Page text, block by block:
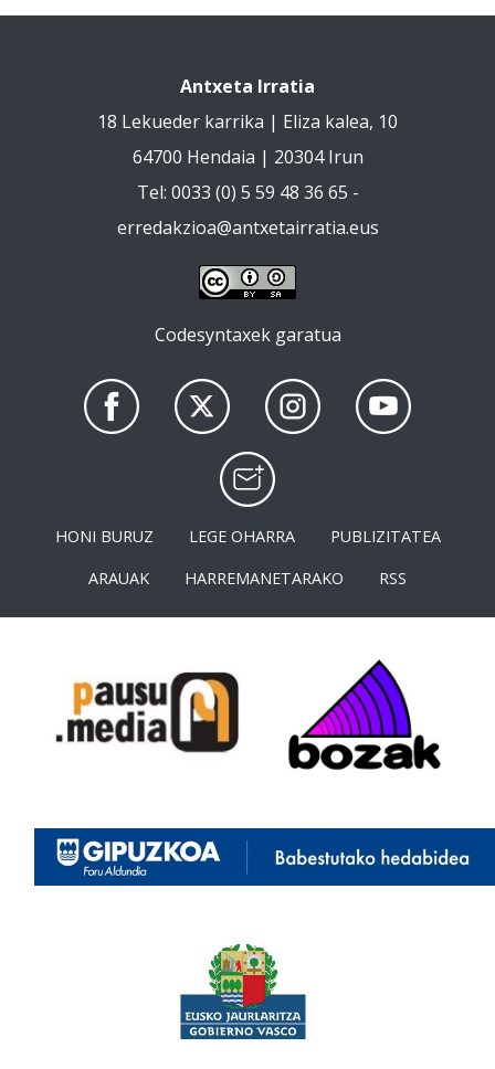
Antxeta Irratia
18 Lekueder karrika | Eliza kalea, 10
64700 Hendaia | 20304 Irun
Tel: 0033 (0) 5 59 48 36 65 -
erredakzioa@antxetairratia.eus
Codesyntaxek garatua
HONI BURUZ LEGE OHARRA
PUBLIZITATEA
ARAUAK
HARREMANETARAKO RSS